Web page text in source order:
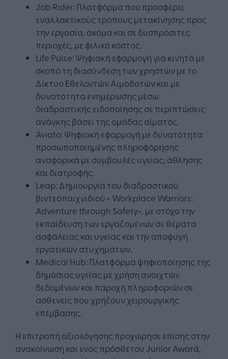
Job Rider: Πλατφόρμα που προσφέρει
εναλλακτικούς τρόπους μετακίνησης προς
την εργασία, ακόμα και σε δυσπρόσιτες
περιοχές, με φιλικό κόστος.
Life Pulse: Ψηφιακή εφαρμογή για κινητά με
σκοπό τη διασύνδεση των χρηστών με το
Δίκτυο Εθελοντών Αιμοδοτών και με
δυνατότητα ενημέρωσης μέσω
διαδραστικής ειδοποίησης σε περιπτώσεις
ανάγκης βάσει της ομάδας αίματος.
Aviato: Ψηφιακή εφαρμογή με δυνατότητα
προσωποποιημένης πληροφόρησης
αναφορικά με συμβουλές υγείας, άθλησης
και διατροφής.
Leap: Δημιουργία του διαδραστικού
βιντεοπαιχνιδιού « Workplace Warriors:
Adventure through Safety», με στόχο την
εκπαίδευση των εργαζομένων σε θέματα
ασφάλειας και υγείας και την αποφυγή
εργατικών ατυχημάτων.
Medical Hub: Πλατφόρμα ψηφιοποίησης της
δημόσιας υγείας με χρήση ανοιχτών
δεδομένων και παροχή πληροφοριών σε
ασθενείς που χρήζουν χειρουργικής
επέμβασης.
Η επιτροπή αξιολόγησης προχώρησε επίσης στην
ανακοίνωση και ενός πρόσθετου Junior Award,